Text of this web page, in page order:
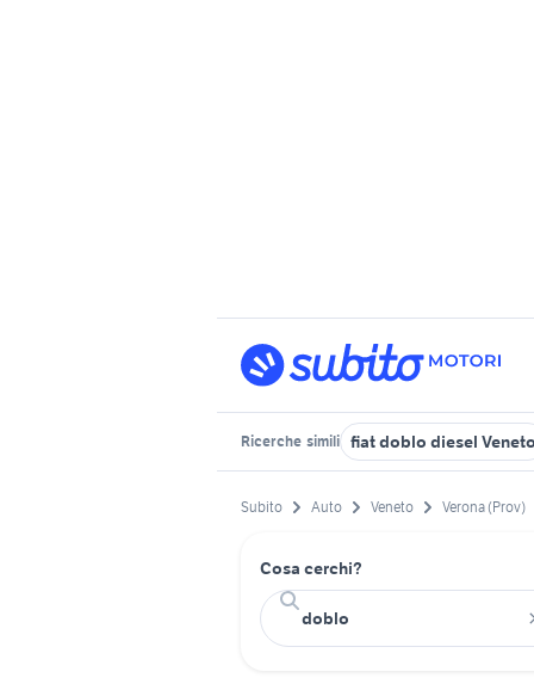
Ricerche simili fiat doblo diesel
Subito Auto Veneto Verona (Prov)
Cosa cerchi?